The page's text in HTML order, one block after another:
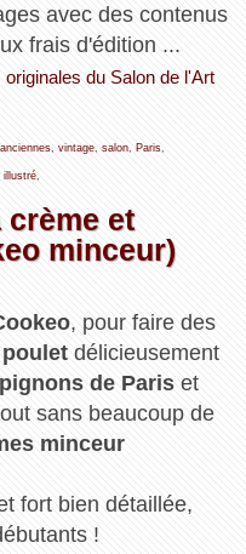
avec des contenus
frais d'édition ...
du Salon de l'Art
anciennes, vintage, salon, Paris,
illustré,
crème et
minceur)
, pour faire des
délicieusement
de Paris et
sans beaucoup de
minceur
fort bien détaillée,
!